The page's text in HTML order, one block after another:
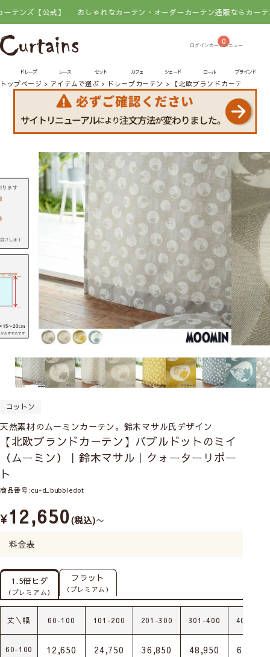
公式】 おしゃれなカーテン・オーダーカーテン通販ならカーテンズ【公
0
ドレープ レース セット カフェ シェード ロール ブラインド
トップページ アイテムで選ぶ ドレープカーテン 【北欧ブランドカーテン】バ
コットン
天然素材のムーミンカーテン。鈴木マサル氏デザイン
【北欧ブランドカーテン】バブルドットのミイ
（ムーミン）｜鈴木マサル｜クォーターリポー
ト
商品番号 cu-d_bubbledot
¥12,650 税込 〜
料金表
1.5倍ヒダ
（プレミアム）
フラット
（プレミアム）
丈＼幅 60-100 101-200 201-300 301-400 401-500
60-100 12,650 24,750 36,850 48,950 61,050